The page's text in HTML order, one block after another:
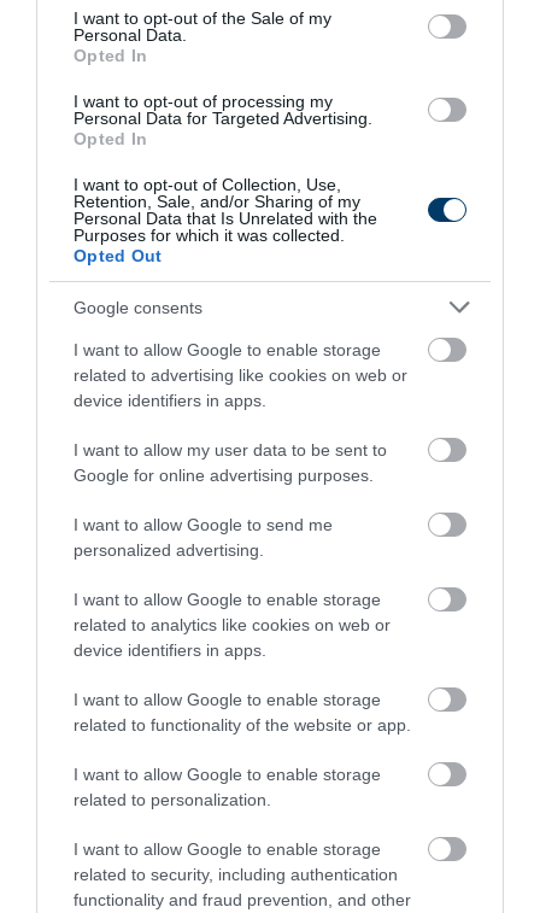
consent section.
I want to opt-out of the Sale of my
Personal Data.
Opted In
I want to opt-out of processing my
Personal Data for Targeted Advertising.
Opted In
I want to opt-out of Collection, Use,
Retention, Sale, and/or Sharing of my
Personal Data that Is Unrelated with the
Purposes for which it was collected.
Opted Out
Google consents
I want to allow Google to enable storage
related to advertising like cookies on web or
device identifiers in apps.
I want to allow my user data to be sent to
Google for online advertising purposes.
I want to allow Google to send me
personalized advertising.
I want to allow Google to enable storage
related to analytics like cookies on web or
device identifiers in apps.
I want to allow Google to enable storage
related to functionality of the website or app.
I want to allow Google to enable storage
related to personalization.
I want to allow Google to enable storage
related to security, including authentication
functionality and fraud prevention, and other
132 301
7 h 17 min
5 Hidden Signs You Have Worms Inside Your
Body
4 h 45 min
Fungus Dries Up And Falls Off After The First